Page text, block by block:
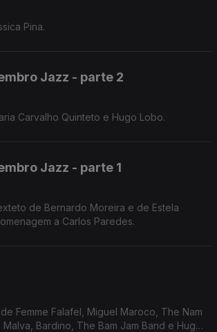
Pina.
Jazz - parte 2
Carvalho Quinteto e Hugo Lobo.
Jazz - parte 1
de Bernardo Moreira e de Estela
a Carlos Paredes.
Femme Falafel, Miguel Maroco, The Nam
Malva, Bardino, The Bam Jam Band e Hugo